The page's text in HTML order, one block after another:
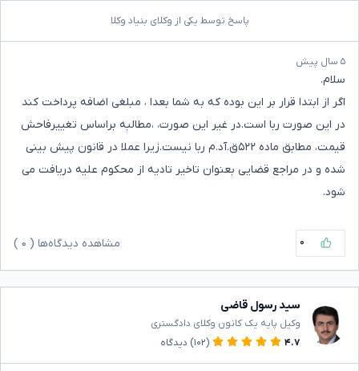
پاسخ توسط یکی از وکلای بنیاد وکلا
۵ سال پیش
سلام.
اگر از ابتدا قرار بر این بوده که به شما بعدا ، مبلغی اضافه پرداخت کند
در این صورت ربا است.در غیر این صورت، ،مطالبه براساس تغییرفاحش
قیمت، مطابق ماده ۵۲۲ق.آد.م ربا نیست.زیرا عملا در قانون پیش بینی
شده و در مراجع قضایی بعنوان تاخیر تادیه از محکوم علیه دریافت می
شود.
۰ مشاهده دیدگاه‌ها ( ۰
سید رسول قاضی
وکیل پایه یک کانون وکلای دادگستری
۴.۷
(۱۰۲) دیدگاه